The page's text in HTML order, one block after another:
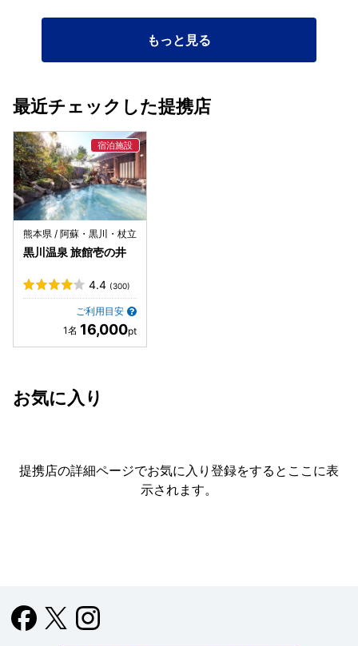
もっと見る
最近チェックした提携店
熊本県 / 阿蘇・黒川・杖立
黒川温泉 旅館壱の井
4.4 (300)
ご利用目安
16,000
お気に入り
提携店の詳細ページでお気に入り登録をすると ここに表
示されます。